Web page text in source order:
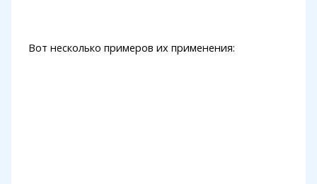
Вот несколько примеров их применения: